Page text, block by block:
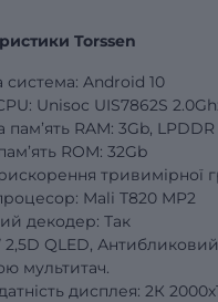
Torssen
система: Android 10
Unisoc UIS7862S
RAM: 3Gb, LPDDR
ROM: 32Gb
тривимірної
Mali T820 MP2
декодер: Так
2,5D QLED,
мультитач.
дисплея: 2К